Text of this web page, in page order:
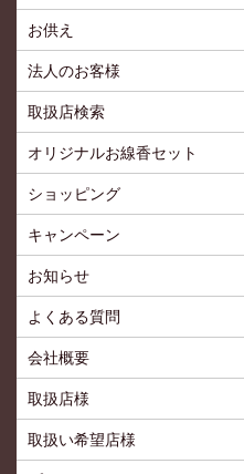
お供え
法人のお客様
取扱店検索
オリジナルお線香セット
ショッピング
キャンペーン
お知らせ
よくある質問
会社概要
取扱店様
取扱い希望店様